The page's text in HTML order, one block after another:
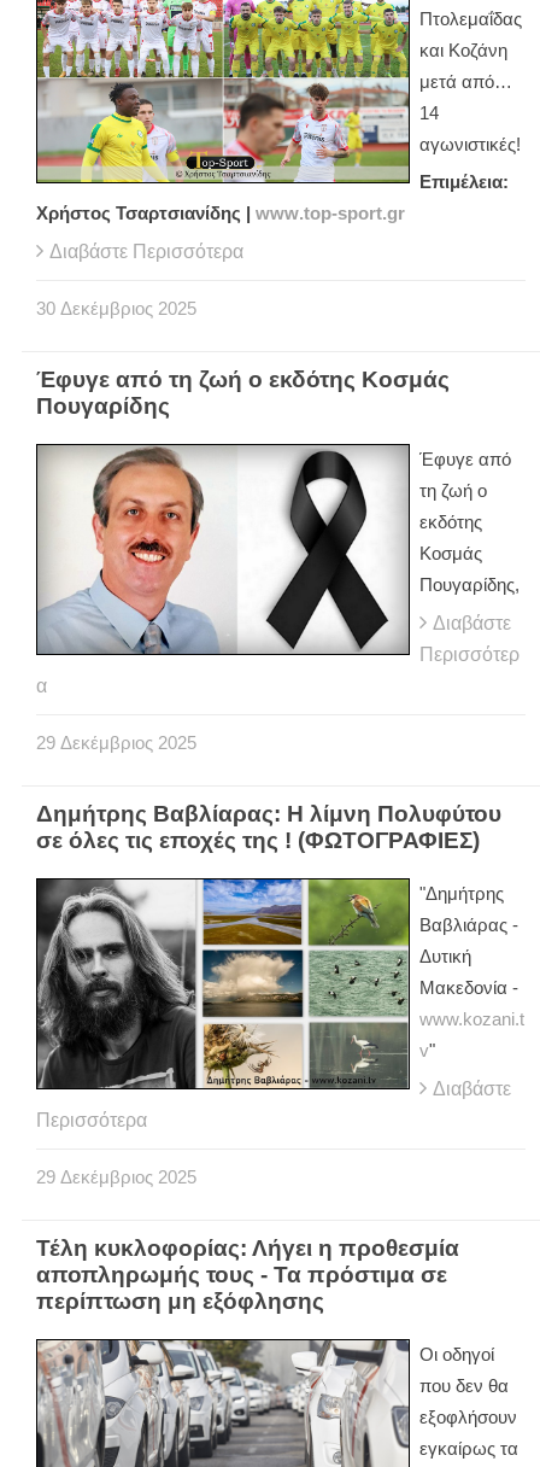
Πτολεμαΐδας
και Κοζάνη
μετά από…
14
αγωνιστικές!
Επιμέλεια:
Χρήστος Τσαρτσιανίδης | www.top-sport.gr
Διαβάστε Περισσότερα
30 Δεκέμβριος 2025
Έφυγε από τη ζωή ο εκδότης Κοσμάς
Πουγαρίδης
Έφυγε από
τη ζωή ο
εκδότης
Κοσμάς
Πουγαρίδης,
Διαβάστε
Περισσότερ
α
29 Δεκέμβριος 2025
Δημήτρης Βαβλίαρας: Η λίμνη Πολυφύτου
σε όλες τις εποχές της ! (ΦΩΤΟΓΡΑΦΙΕΣ)
"Δημήτρης
Βαβλιάρας -
Δυτική
Μακεδονία -
www.kozani.t
v"
Διαβάστε
Περισσότερα
29 Δεκέμβριος 2025
Τέλη κυκλοφορίας: Λήγει η προθεσμία
αποπληρωμής τους - Τα πρόστιμα σε
περίπτωση μη εξόφλησης
Οι οδηγοί
που δεν θα
εξοφλήσουν
εγκαίρως τα